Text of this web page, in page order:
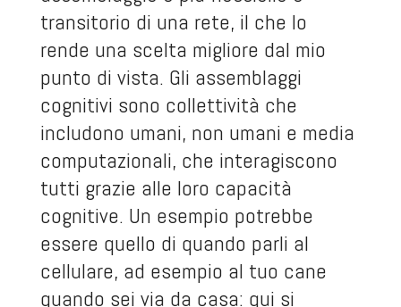
transitorio di una rete, il che lo
rende una scelta migliore dal mio
punto di vista. Gli assemblaggi
cognitivi sono collettività che
includono umani, non umani e media
computazionali, che interagiscono
tutti grazie alle loro capacità
cognitive. Un esempio potrebbe
essere quello di quando parli al
cellulare, ad esempio al tuo cane
quando sei via da casa: qui si